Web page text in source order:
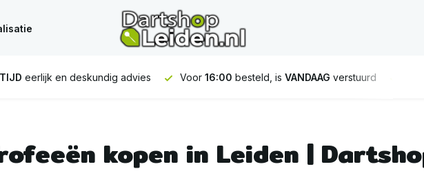
16:00besteld, isVANDAAGverstuurd GRATISverzending vanaf 50€
kopen in Leiden |